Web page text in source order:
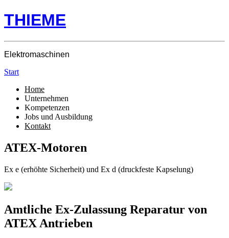
THIEME
Elektromaschinen
Start
Home
Unternehmen
Kompetenzen
Jobs und Ausbildung
Kontakt
ATEX-Motoren
Ex e (erhöhte Sicherheit) und Ex d (druckfeste Kapselung)
Amtliche Ex-Zulassung Reparatur von
ATEX Antrieben